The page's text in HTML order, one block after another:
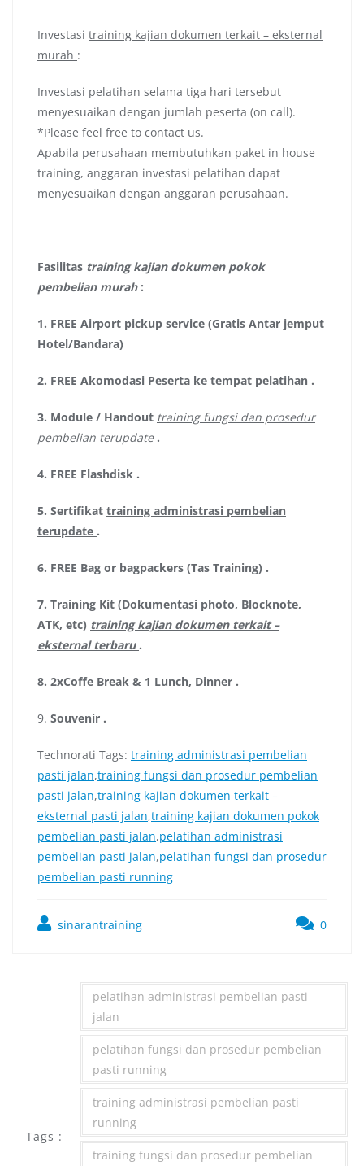
Investasi training kajian dokumen terkait – eksternal
murah :
Investasi pelatihan selama tiga hari tersebut
menyesuaikan dengan jumlah peserta (on call).
*Please feel free to contact us.
Apabila perusahaan membutuhkan paket in house
training, anggaran investasi pelatihan dapat
menyesuaikan dengan anggaran perusahaan.
Fasilitas training kajian dokumen pokok
pembelian murah :
1. FREE Airport pickup service (Gratis Antar jemput
Hotel/Bandara)
2. FREE Akomodasi Peserta ke tempat pelatihan .
3. Module / Handout training fungsi dan prosedur
pembelian terupdate .
4. FREE Flashdisk .
5. Sertifikat training administrasi pembelian
terupdate .
6. FREE Bag or bagpackers (Tas Training) .
7. Training Kit (Dokumentasi photo, Blocknote,
ATK, etc) training kajian dokumen terkait –
eksternal terbaru .
8. 2xCoffe Break & 1 Lunch, Dinner .
9. Souvenir .
Technorati Tags: training administrasi pembelian
pasti jalan,training fungsi dan prosedur pembelian
pasti jalan,training kajian dokumen terkait –
eksternal pasti jalan,training kajian dokumen pokok
pembelian pasti jalan,pelatihan administrasi
pembelian pasti jalan,pelatihan fungsi dan prosedur
pembelian pasti running
sinarantraining 0
Tags :
pelatihan administrasi pembelian pasti
jalan
pelatihan fungsi dan prosedur pembelian
pasti running
training administrasi pembelian pasti
running
training fungsi dan prosedur pembelian